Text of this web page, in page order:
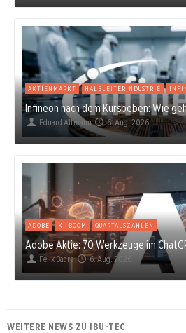
AKTIENMARKT HALBLEITERINDUSTRIE
Infineon nach dem Kursbeben: Wie
Eduard Altmann 6. Aug. 2026
ADOBE KI-BOOM QUARTALSZAHLEN
Adobe Aktie: 70 Werkzeuge im
Felix Baarz 6. Aug. 2026
WEITERE NEWS ZU IBU-TEC